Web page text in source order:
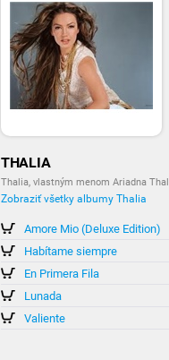
THALIA
Thalia, vlastným menom Ariadna
Zobraziť všetky albumy Thalia
Amore Mio (Deluxe Edition)
Habítame siempre
En Primera Fila
Lunada
Valiente